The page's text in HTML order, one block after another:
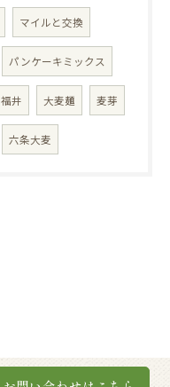
マイルと交換
パンケーキミックス
福井 大麦麺 麦芽
六条大麦